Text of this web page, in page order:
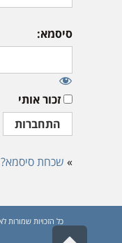
סיסמא:
זכור אותי
» שכחת סיסמא?